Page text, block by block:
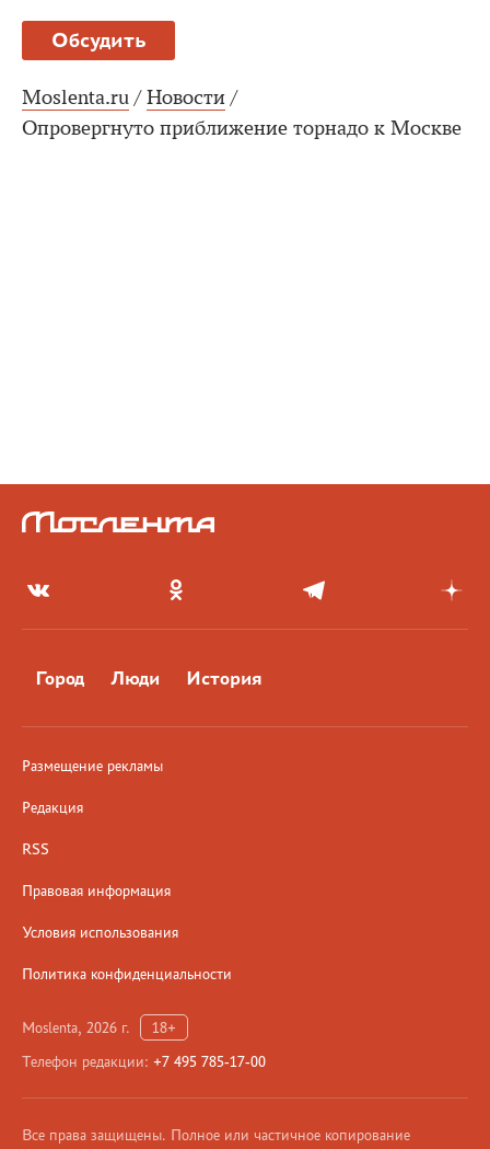
Обсудить
Moslenta.ru / Новости /
Опровергнуто приближение торнадо к Москве
Город Люди История
Размещение рекламы
Редакция
RSS
Правовая информация
Условия использования
Политика конфиденциальности
Moslenta, 2026 г.
18+
Телефон редакции: +7 495 785-17-00
Все права защищены. Полное или частичное копирование